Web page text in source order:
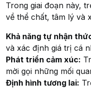
Trong giai đoạn này,
về thể chất, tâm lý và
Khả năng tự nhận
và xác định giá trị cá
Phát triển cảm xúc:
mời gọi những mối
Định hình tương lai: